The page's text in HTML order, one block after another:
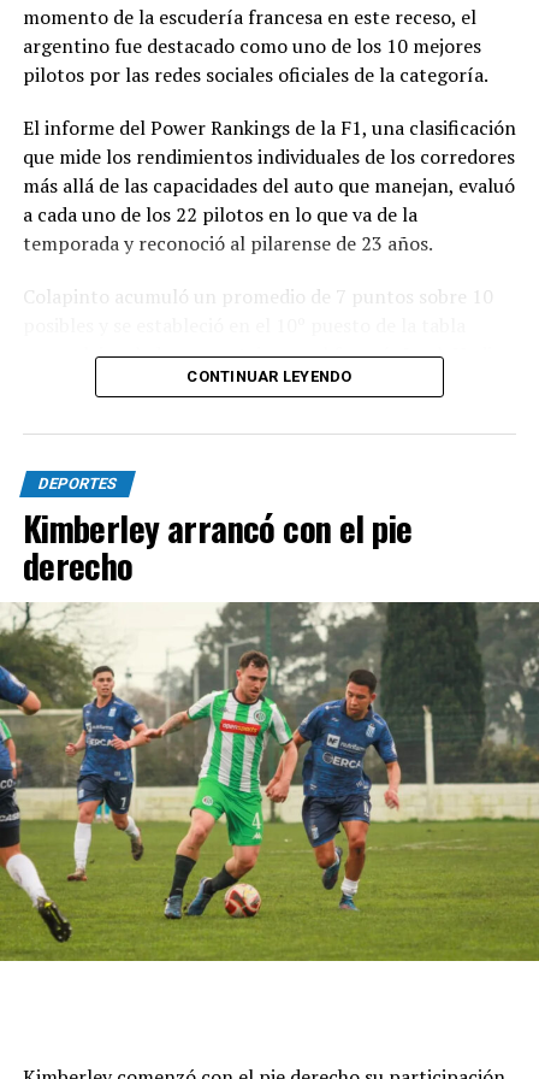
momento de la escudería francesa en este receso, el
argentino fue destacado como uno de los 10 mejores
pilotos por las redes sociales oficiales de la categoría.
El informe del Power Rankings de la F1, una clasificación
que mide los rendimientos individuales de los corredores
más allá de las capacidades del auto que manejan, evaluó
a cada uno de los 22 pilotos en lo que va de la
temporada y reconoció al pilarense de 23 años.
Colapinto acumuló un promedio de 7 puntos sobre 10
general, igualado en puntaje con el francés Isack Hadjar,
que logró estabilidad con la compleja segunda butaca de
Las actuaciones del pilarense en la primera parte del
año elevaron las expectativas, ya que logró sumar
puntos en seis de las once carreras que se disputaron,
con un total de 19 unidades que lo ubican en el 12º
lugar en el campeonato.
Cómo funciona el Power Ranking de la Fórmula 1
Esta clasificación funciona a través de un panel de cinco
CONTINUAR LEYENDO
DEPORTES
Kimberley arrancó con el pie
derecho